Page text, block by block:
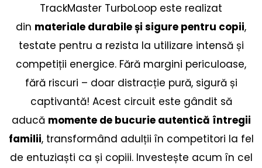
TrackMaster TurboLoop este realizat
din materiale durabile și sigure pentru copii,
testate pentru a rezista la utilizare intensă și
competiții energice. Fără margini periculoase,
fără riscuri – doar distracție pură, sigură și
captivantă! Acest circuit este gândit să
aducă momente de bucurie autentică întregii
familii, transformând adulții în competitori la fel
de entuziaști ca și copiii. Investește acum în cel